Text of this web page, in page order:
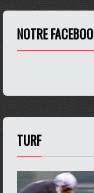
NOTRE
TURF